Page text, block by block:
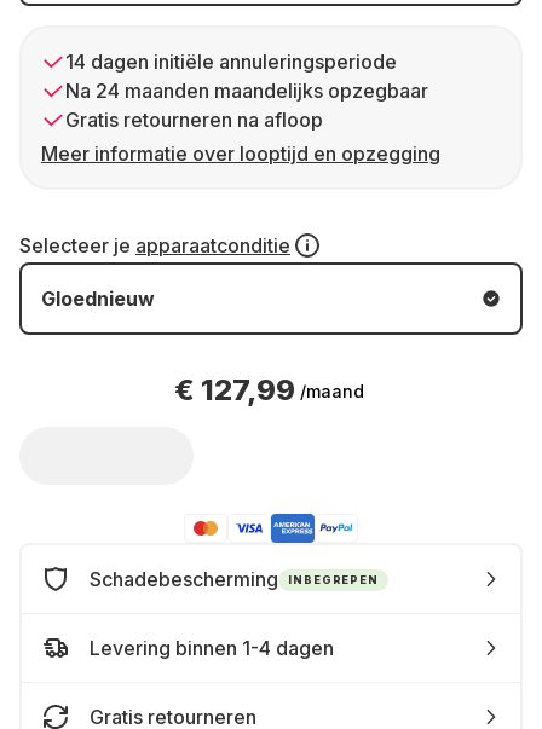
14 dagen initiële annuleringsperiode
Na 24 maanden maandelijks opzegbaar
Gratis retourneren na afloop
Meer informatie over looptijd en opzegging
Selecteer je apparaatconditie
Gloednieuw
€ 127,99 /maand
Schadebescherming INBEGREPEN
Levering binnen 1-4 dagen
Gratis retourneren